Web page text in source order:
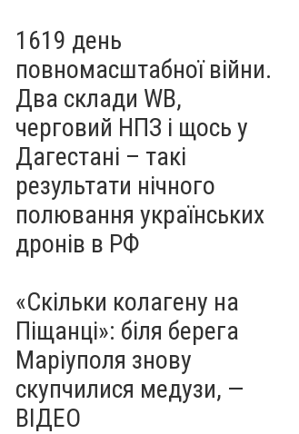
1619 день
повномасштабної війни.
Два склади WB,
черговий НПЗ і щось у
Дагестані – такі
результати нічного
полювання українських
дронів в РФ
«Скільки колагену на
Піщанці»: біля берега
Маріуполя знову
скупчилися медузи, —
ВІДЕО